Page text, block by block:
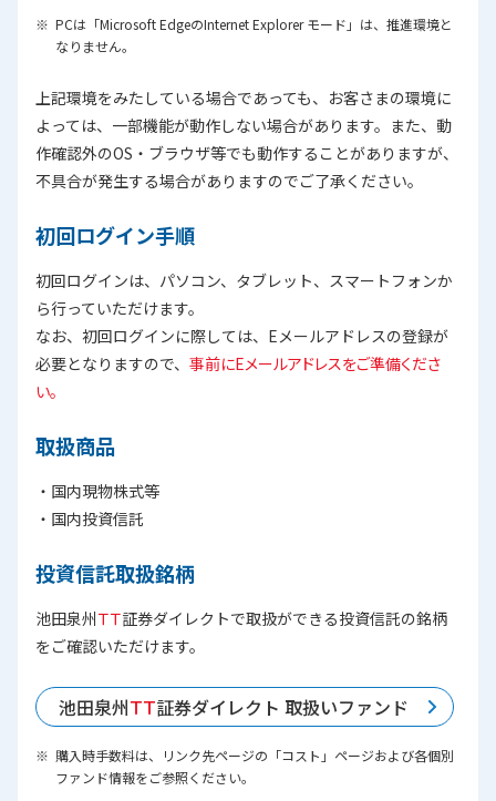
PCは「Microsoft EdgeのInternet Explorer モード」は、推進環境と
なりません。
上記環境をみたしている場合であっても、お客さまの環境に
よっては、一部機能が動作しない場合があります。また、動
作確認外のOS・ブラウザ等でも動作することがありますが、
不具合が発生する場合がありますのでご了承ください。
初回ログイン手順
初回ログインは、パソコン、タブレット、スマートフォンか
ら行っていただけます。
なお、初回ログインに際しては、Eメールアドレスの登録が
必要となりますので、 事前にEメールアドレスをご準備くださ
い。
取扱商品
・国内現物株式等
・国内投資信託
投資信託取扱銘柄
池田泉州ＴＴ証券ダイレクトで取扱ができる投資信託の銘柄
をご確認いただけます。
池田泉州ＴＴ証券ダイレクト 取扱いファンド
購入時手数料は、リンク先ページの「コスト」ページおよび各個別
ファンド情報をご参照ください。